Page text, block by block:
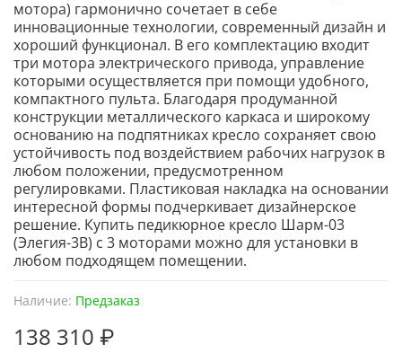
Наличие: Предзаказ
138 310 ₽
мотора) гармонично сочетает в себе
инновационные технологии, современный дизайн и
хороший функционал. В его комплектацию входит
три мотора электрического привода, управление
которыми осуществляется при помощи удобного,
компактного пульта. Благодаря продуманной
конструкции металлического каркаса и широкому
основанию на подпятниках кресло сохраняет свою
устойчивость под воздействием рабочих нагрузок в
любом положении, предусмотренном
регулировками. Пластиковая накладка на основании
интересной формы подчеркивает дизайнерское
решение. Купить педикюрное кресло Шарм-03
(Элегия-3В) с 3 моторами можно для установки в
любом подходящем помещении.